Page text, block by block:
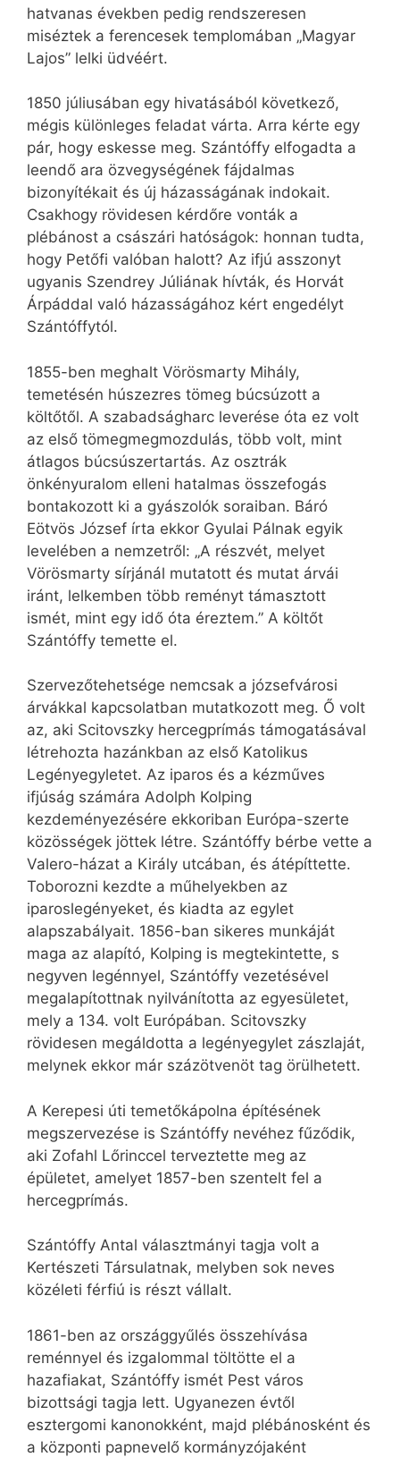
hatvanas években pedig rendszeresen
miséztek a ferencesek templomában „Magyar
Lajos” lelki üdvéért.
1850 júliusában egy hivatásából következő,
mégis különleges feladat várta. Arra kérte egy
pár, hogy eskesse meg. Szántóffy elfogadta a
leendő ara özvegységének fájdalmas
bizonyítékait és új házasságának indokait.
Csakhogy rövidesen kérdőre vonták a
plébánost a császári hatóságok: honnan tudta,
hogy Petőfi valóban halott? Az ifjú asszonyt
ugyanis Szendrey Júliának hívták, és Horvát
Árpáddal való házasságához kért engedélyt
Szántóffytól.
1855-ben meghalt Vörösmarty Mihály,
temetésén húszezres tömeg búcsúzott a
költőtől. A szabadságharc leverése óta ez volt
az első tömegmegmozdulás, több volt, mint
átlagos búcsúszertartás. Az osztrák
önkényuralom elleni hatalmas összefogás
bontakozott ki a gyászolók soraiban. Báró
Eötvös József írta ekkor Gyulai Pálnak egyik
levelében a nemzetről: „A részvét, melyet
Vörösmarty sírjánál mutatott és mutat árvái
iránt, lelkemben több reményt támasztott
ismét, mint egy idő óta éreztem.” A költőt
Szántóffy temette el.
Szervezőtehetsége nemcsak a józsefvárosi
árvákkal kapcsolatban mutatkozott meg. Ő volt
az, aki Scitovszky hercegprímás támogatásával
létrehozta hazánkban az első Katolikus
Legényegyletet. Az iparos és a kézműves
ifjúság számára Adolph Kolping
kezdeményezésére ekkoriban Európa-szerte
közösségek jöttek létre. Szántóffy bérbe vette a
Valero-házat a Király utcában, és átépíttette.
Toborozni kezdte a műhelyekben az
iparoslegényeket, és kiadta az egylet
alapszabályait. 1856-ban sikeres munkáját
maga az alapító, Kolping is megtekintette, s
negyven legénnyel, Szántóffy vezetésével
megalapítottnak nyilvánította az egyesületet,
mely a 134. volt Európában. Scitovszky
rövidesen megáldotta a legényegylet zászlaját,
melynek ekkor már százötvenöt tag örülhetett.
A Kerepesi úti temetőkápolna építésének
megszervezése is Szántóffy nevéhez fűződik,
aki Zofahl Lőrinccel terveztette meg az
épületet, amelyet 1857-ben szentelt fel a
hercegprímás.
Szántóffy Antal választmányi tagja volt a
Kertészeti Társulatnak, melyben sok neves
közéleti férfiú is részt vállalt.
1861-ben az országgyűlés összehívása
reménnyel és izgalommal töltötte el a
hazafiakat, Szántóffy ismét Pest város
bizottsági tagja lett. Ugyanezen évtől
esztergomi kanonokként, majd plébánosként és
a központi papnevelő kormányzójaként